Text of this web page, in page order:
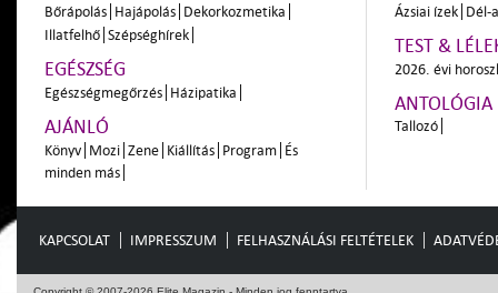
Bőrápolás Hajápolás Dekorkozmetika
Illatfelhő Szépséghírek
EGÉSZSÉG
Egészségmegőrzés Házipatika
AJÁNLÓ
Könyv Mozi Zene Kiállítás Program És
minden más
Ázsiai ízek Dél-
TEST &
2026. évi
ANTOLÓGIA
Tallozó
KAPCSOLAT IMPRESSZUM FELHASZNÁLÁSI FELTÉTELEK